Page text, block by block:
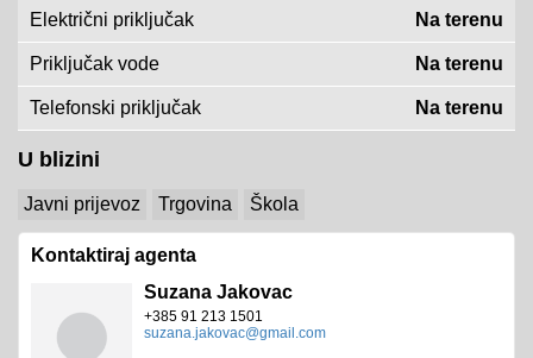
Električni priključak Na terenu
Priključak vode Na terenu
Telefonski priključak Na terenu
U blizini
Javni prijevoz Trgovina Škola
Kontaktiraj agenta
Suzana Jakovac
+385 91 213 1501
suzana.jakovac@gmail.com